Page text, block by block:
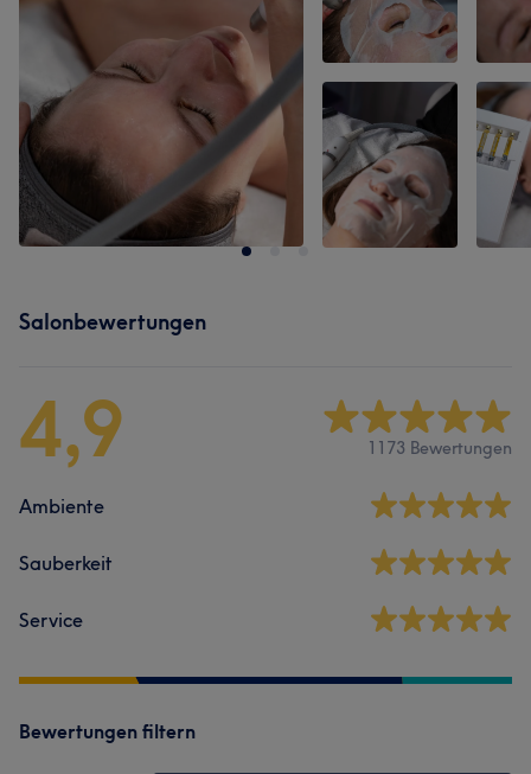
Salonbewertungen
4,9 1173 Bewertungen
Ambiente
Sauberkeit
Service
Bewertungen filtern